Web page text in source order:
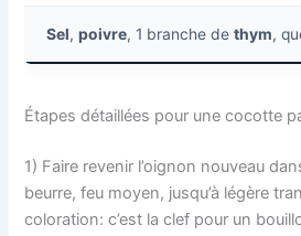
Sel,poivre, 1 branche dethym,
Étapes détaillées pour une cocotte
1) Faire revenir l’oignon nouveau
beurre, feu moyen, jusqu’à légère
coloration: c’est la clef pour un